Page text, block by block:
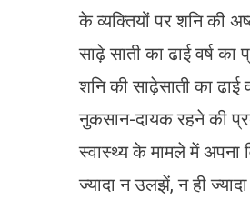
के व्यक्तियों पर शनि की
साढ़े साती का ढाई वर्ष
शनि की साढ़ेसाती का ढाई
नुकसान-दायक रहने की
स्वास्थ्य के मामले में अपना
ज्यादा न उलझें, न ही